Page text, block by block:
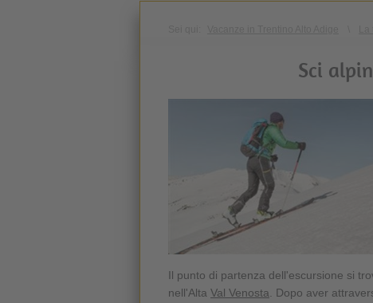
Sci
Il punto di partenza dell'escursione si
nell'Alta Val Venosta . Dopo aver